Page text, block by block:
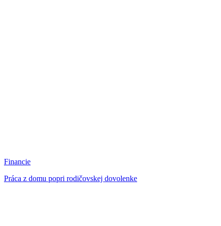
Financie
Práca z domu popri rodičovskej dovolenke